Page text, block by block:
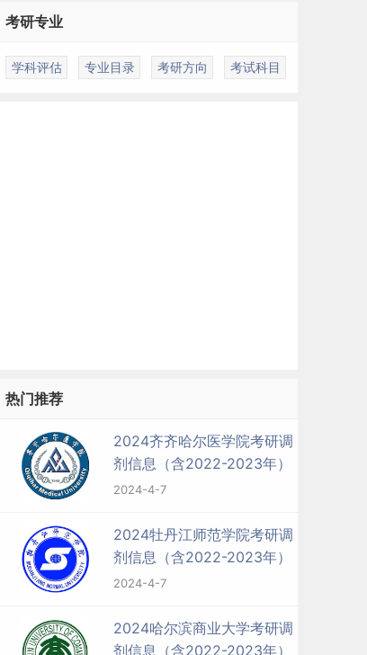
考研专业
学科评估 专业目录 考研方向 考试科目
热门推荐
2024齐齐哈尔医学院考研调
剂信息（含2022-2023年）
2024-4-7
2024牡丹江师范学院考研调
剂信息（含2022-2023年）
2024-4-7
2024哈尔滨商业大学考研调
剂信息（含2022-2023年）